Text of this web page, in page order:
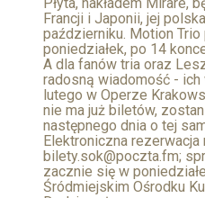
Francji i Japonii, jej
październiku. Motion
poniedziałek, po 14
A dla fanów tria oraz
radosną wiadomość -
lutego w Operze
nie ma już biletów,
następnego dnia o tej
Elektroniczna rezerwacja
bilety.sok@poczta.fm;
zacznie się w
Śródmiejskim Ośrodku